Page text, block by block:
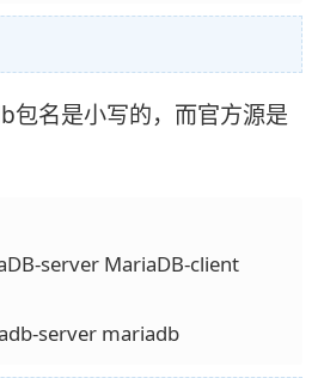
包名是小写的，而官方源是
server MariaDB-client
server mariadb